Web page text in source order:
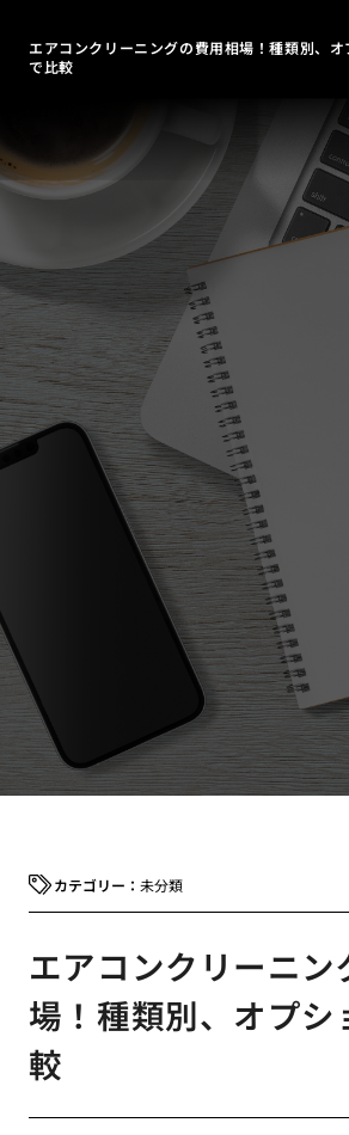
エアコンクリーニングの費用相場！種類別、オ
で比較
未分類
エアコンクリーニン
場！種類別、オプシ
較